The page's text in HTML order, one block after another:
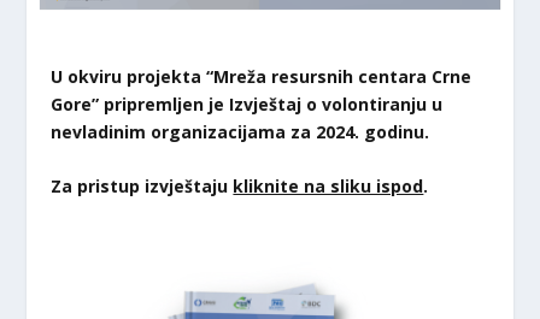
U okviru projekta “Mreža resursnih centara Crne
Gore” pripremljen je Izvještaj o volontiranju u
nevladinim organizacijama za 2024. godinu.
Za pristup izvještaju kliknite na sliku ispod.